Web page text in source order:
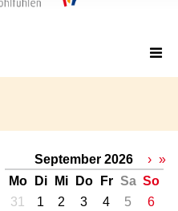
September 2026
Mo
Di Mi Do Fr Sa So
31
1 2 3 4 5
6
› »